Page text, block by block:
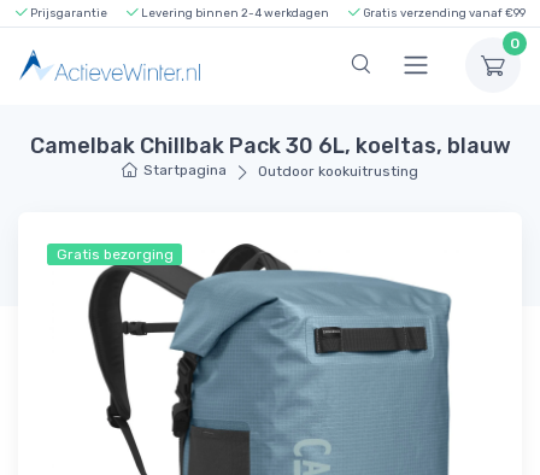
Prijsgarantie Levering binnen 2-4 werkdagen Gratis verzending vanaf €99
0
Camelbak Chillbak Pack 30 6L, koeltas, blauw
Startpagina Outdoor kookuitrusting
Gratis bezorging